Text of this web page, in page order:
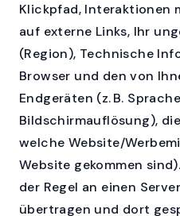
Klickpfad, Interaktionen
auf externe Links, Ihr
(Region), Technische
Browser und den von
Endgeräten (z. B.
Bildschirmauflösung),
welche Website/
Website gekommen
der Regel an einen
übertragen und dort